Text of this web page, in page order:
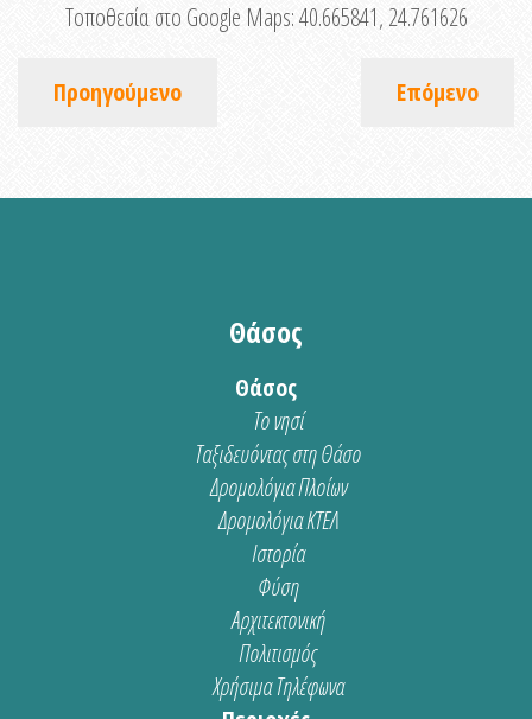
Τοποθεσία στο Google Maps:40.665841, 24.761626
Προηγούμενο Επόμενο
Θάσος
Θάσος
Το νησί
Ταξιδευόντας στη Θάσο
Δρομολόγια Πλοίων
Δρομολόγια ΚΤΕΛ
Ιστορία
Φύση
Αρχιτεκτονική
Πολιτισμός
Χρήσιμα Τηλέφωνα